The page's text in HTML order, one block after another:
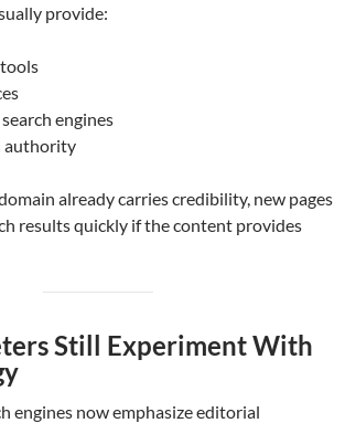
provide:
engines
authority
already carries credibility, new pages
results quickly if the content provides
Still Experiment With
engines now emphasize editorial